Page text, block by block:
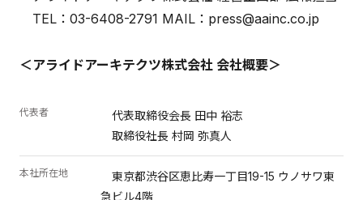
TEL：03-6408-2791 MAIL：press@aainc.co.jp
＜アライドアーキテクツ株式会社 会社概要＞
代表者
代表取締役会長 田中 裕志
取締役社長 村岡 弥真人
本社所在地
東京都渋谷区恵比寿一丁目19-15 ウノサワ東
急ビル4階